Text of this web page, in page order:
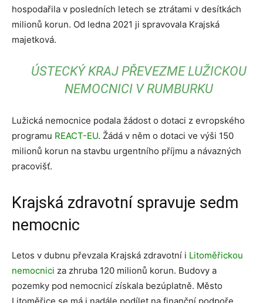
hospodařila v posledních letech se ztrátami v desítkách
milionů korun. Od ledna 2021 ji spravovala Krajská
majetková.
ÚSTECKÝ KRAJ PŘEVEZME LUŽICKOU
NEMOCNICI V RUMBURKU
Lužická nemocnice podala žádost o dotaci z evropského
programu REACT-EU. Žádá v něm o dotaci ve výši 150
milionů korun na stavbu urgentního příjmu a návazných
pracovišť.
Krajská zdravotní spravuje sedm
nemocnic
Letos v dubnu převzala Krajská zdravotní i Litoměřickou
nemocnici za zhruba 120 milionů korun. Budovy a
pozemky pod nemocnicí získala bezúplatně. Město